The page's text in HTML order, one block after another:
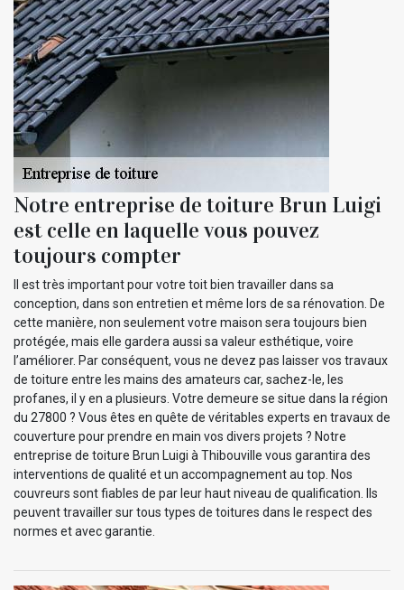
Notre entreprise de toiture Brun Luigi
est celle en laquelle vous pouvez
toujours compter
Il est très important pour votre toit bien travailler dans sa
conception, dans son entretien et même lors de sa rénovation. De
cette manière, non seulement votre maison sera toujours bien
protégée, mais elle gardera aussi sa valeur esthétique, voire
l’améliorer. Par conséquent, vous ne devez pas laisser vos travaux
de toiture entre les mains des amateurs car, sachez-le, les
profanes, il y en a plusieurs. Votre demeure se situe dans la région
du 27800 ? Vous êtes en quête de véritables experts en travaux de
couverture pour prendre en main vos divers projets ? Notre
entreprise de toiture Brun Luigi à Thibouville vous garantira des
interventions de qualité et un accompagnement au top. Nos
couvreurs sont fiables de par leur haut niveau de qualification. Ils
peuvent travailler sur tous types de toitures dans le respect des
normes et avec garantie.